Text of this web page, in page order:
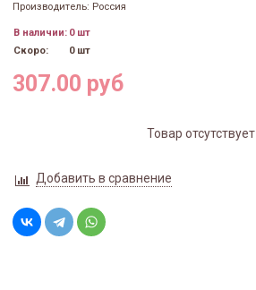
Производитель: Россия
В наличии: 0 шт
Скоро:
0 шт
307.00 руб
Товар отсутствует
Добавить в сравнение